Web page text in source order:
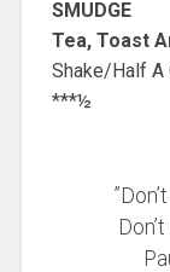
SMUDGE
Tea, Toast
Shake/Half A
***½